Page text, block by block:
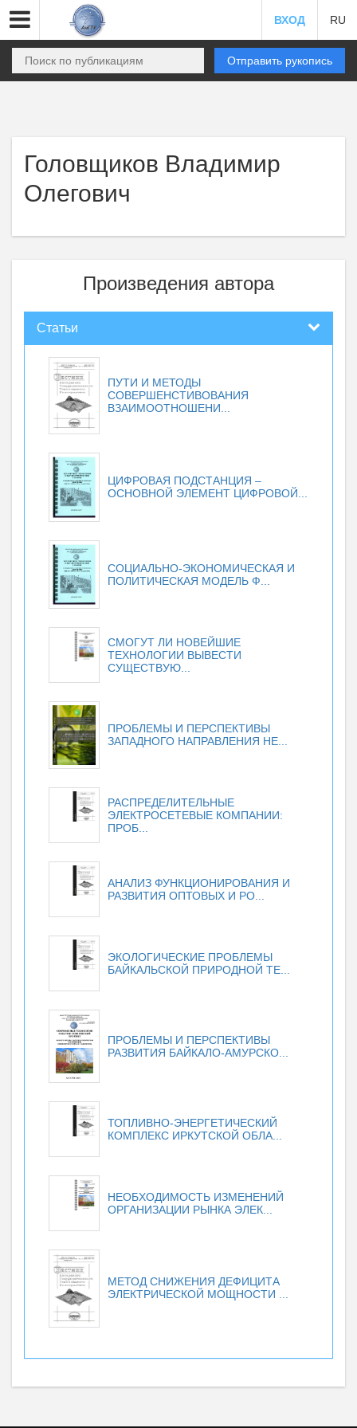
ВХОД RU
Отправить рукопись
Головщиков Владимир
Олегович
Произведения автора
Статьи
ПУТИ И МЕТОДЫ
СОВЕРШЕНСТИВОВАНИЯ
ВЗАИМООТНОШЕНИ...
ЦИФРОВАЯ ПОДСТАНЦИЯ –
ОСНОВНОЙ ЭЛЕМЕНТ ЦИФРОВОЙ...
СОЦИАЛЬНО-ЭКОНОМИЧЕСКАЯ И
ПОЛИТИЧЕСКАЯ МОДЕЛЬ Ф...
СМОГУТ ЛИ НОВЕЙШИЕ
ТЕХНОЛОГИИ ВЫВЕСТИ
СУЩЕСТВУЮ...
ПРОБЛЕМЫ И ПЕРСПЕКТИВЫ
ЗАПАДНОГО НАПРАВЛЕНИЯ НЕ...
РАСПРЕДЕЛИТЕЛЬНЫЕ
ЭЛЕКТРОСЕТЕВЫЕ КОМПАНИИ:
ПРОБ...
АНАЛИЗ ФУНКЦИОНИРОВАНИЯ И
РАЗВИТИЯ ОПТОВЫХ И РО...
ЭКОЛОГИЧЕСКИЕ ПРОБЛЕМЫ
БАЙКАЛЬСКОЙ ПРИРОДНОЙ ТЕ...
ПРОБЛЕМЫ И ПЕРСПЕКТИВЫ
РАЗВИТИЯ БАЙКАЛО-АМУРСКО...
ТОПЛИВНО-ЭНЕРГЕТИЧЕСКИЙ
КОМПЛЕКС ИРКУТСКОЙ ОБЛА...
НЕОБХОДИМОСТЬ ИЗМЕНЕНИЙ
ОРГАНИЗАЦИИ РЫНКА ЭЛЕК...
МЕТОД СНИЖЕНИЯ ДЕФИЦИТА
ЭЛЕКТРИЧЕСКОЙ МОЩНОСТИ ...